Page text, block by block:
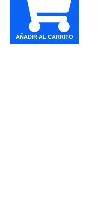
AÑADIR AL CARRITO